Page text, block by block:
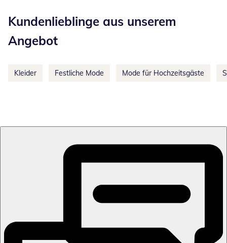
Kundenlieblinge aus unserem
Angebot
Kleider Festliche Mode Mode für Hochzeitsgäste